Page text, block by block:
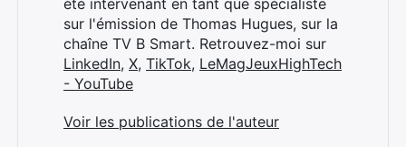
sur l'émission de Thomas Hugues, sur la
chaîne TV B Smart. Retrouvez-moi sur
LinkedIn, X, TikTok, LeMagJeuxHighTech
- YouTube
Voir les publications de l'auteur